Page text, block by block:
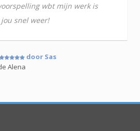
wbt mijn werk is
snel weer!
door Sas
Alena